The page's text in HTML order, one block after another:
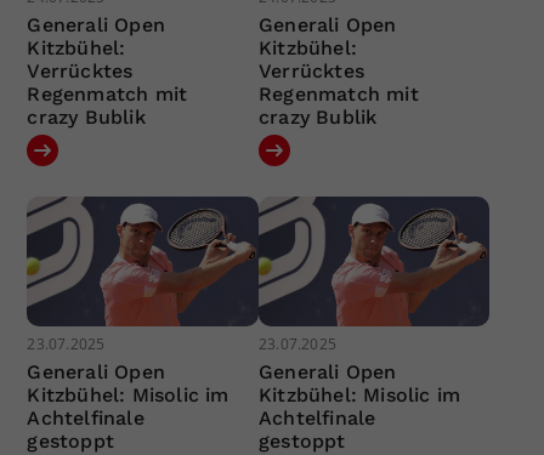
Generali Open
Kitzbühel:
Verrücktes
Regenmatch mit
crazy Bublik
Generali Open
Kitzbühel:
Verrücktes
Regenmatch mit
crazy Bublik
23.07.2025
Generali Open
Kitzbühel: Misolic im
Achtelfinale
gestoppt
23.07.2025
Generali Open
Kitzbühel: Misolic im
Achtelfinale
gestoppt